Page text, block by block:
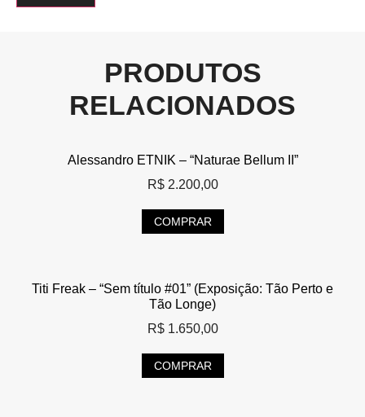
PRODUTOS
RELACIONADOS
Alessandro ETNIK – “Naturae Bellum II”
R$2.200,00
COMPRAR
Titi Freak – “Sem título #01” (Exposição: Tão Perto e
Tão Longe)
R$1.650,00
COMPRAR